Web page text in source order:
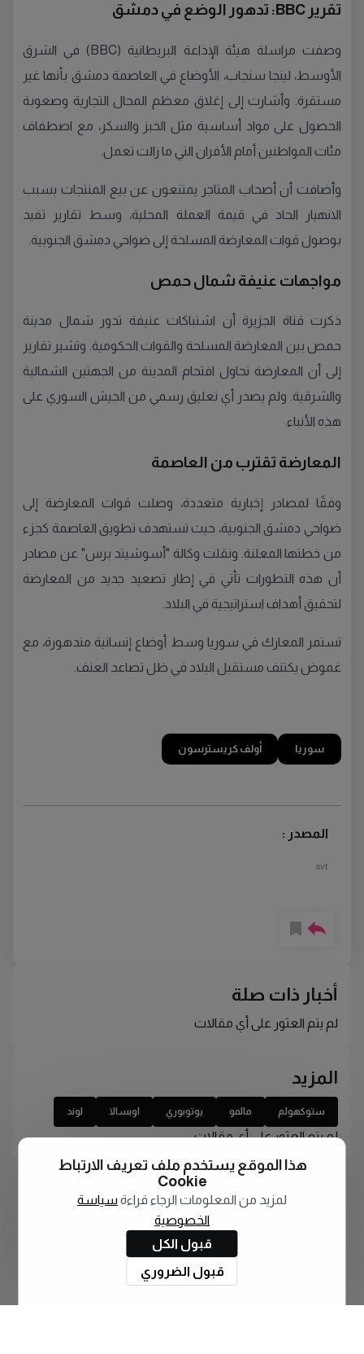
تقرير BBC: تدهور الوضع في دمشق
وصفت مراسلة هيئة الإذاعة البريطانية (BBC) في الشرق
الأوسط، لينجا سنجاب، الأوضاع في العاصمة دمشق بأنها غير
مستقرة. وأشارت إلى إغلاق معظم المحال التجارية وصعوبة
الحصول على مواد أساسية مثل الخبز والسكر، مع اصطفاف
مئات المواطنين أمام الأفران التي ما زالت تعمل.
وأضافت أن أصحاب المتاجر يمتنعون عن بيع المنتجات بسبب
الانهيار الحاد في قيمة العملة المحلية، وسط تقارير تفيد
بوصول قوات المعارضة المسلحة إلى ضواحي دمشق الجنوبية.
مواجهات عنيفة شمال حمص
ذكرت قناة الجزيرة أن اشتباكات عنيفة تدور شمال مدينة
حمص بين المعارضة المسلحة والقوات الحكومية. وتشير تقارير
إلى أن المعارضة تحاول اقتحام المدينة من الجهتين الشمالية
والشرقية. ولم يصدر أي تعليق رسمي من الجيش السوري على
هذه الأنباء.
المعارضة تقترب من العاصمة
وفقًا لمصادر إخبارية متعددة، وصلت قوات المعارضة إلى
ضواحي دمشق الجنوبية، حيث تستهدف تطويق العاصمة كجزء
من خطتها المعلنة. ونقلت وكالة "أسوشيتد برس" عن مصادر
أن هذه التطورات تأتي في إطار تصعيد جديد من المعارضة
لتحقيق أهداف استراتيجية في البلاد.
تستمر المعارك في سوريا وسط أوضاع إنسانية متدهورة، مع
غموض يكتنف مستقبل البلاد في ظل تصاعد العنف.
سوريا أولف كريسترسون
المصدر :
svt
أخبار ذات صلة
لم يتم العثور على أي مقالات
المزيد
ستوكهولم مالمو يوتوبوري اوبسالا لوند
لم يتم العثور على أي مقالات
هذا الموقع يستخدم ملف تعريف الارتباط
Cookie
لمزيد من المعلومات الرجاء قراءة سياسة
الخصوصية
قبول الكل
قبول الضروري